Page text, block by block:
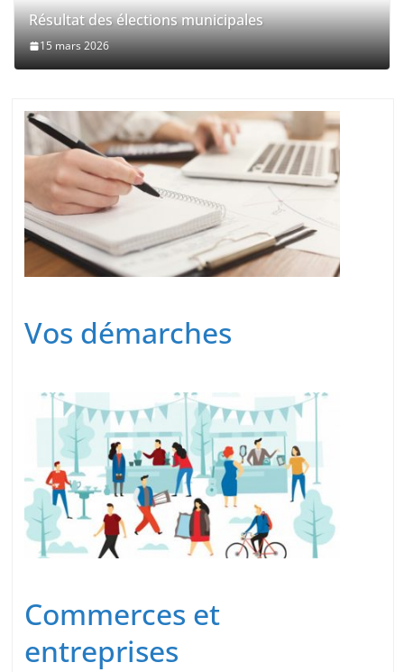
Résultat des élections municipales
15 mars 2026
Vos démarches
Commerces et
entreprises